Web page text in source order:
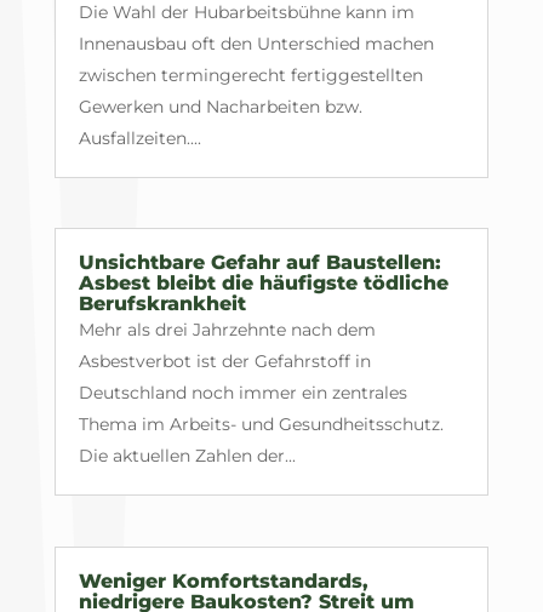
Die Wahl der Hubarbeitsbühne kann im
Innenausbau oft den Unterschied machen
zwischen termingerecht fertiggestellten
Gewerken und Nacharbeiten bzw.
Ausfallzeiten....
Unsichtbare Gefahr auf Baustellen:
Asbest bleibt die häufigste tödliche
Berufskrankheit
Mehr als drei Jahrzehnte nach dem
Asbestverbot ist der Gefahrstoff in
Deutschland noch immer ein zentrales
Thema im Arbeits- und Gesundheitsschutz.
Die aktuellen Zahlen der...
Weniger Komfortstandards,
niedrigere Baukosten? Streit um